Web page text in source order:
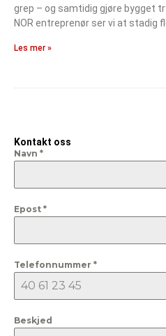
grep – og samtidig gjøre bygget
NOR entreprenør ser vi at stadig
Les mer »
Kontakt oss
Navn *
Epost *
Telefonnummer *
Beskjed